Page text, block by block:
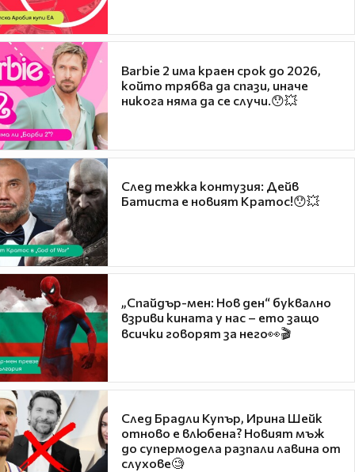
Barbie 2 има краен срок до 2026,
който трябва да спази, иначе
никога няма да се случи.😯💥
След тежка контузия: Дейв
Батиста е новият Кратос!😯💥
„Спайдър-мен: Нов ден“ буквално
взриви кината у нас – ето защо
всички говорят за него👀🎬
След Брадли Купър, Ирина Шейк
отново е влюбена? Новият мъж
до супермодела разпали лавина от
слухове🧐